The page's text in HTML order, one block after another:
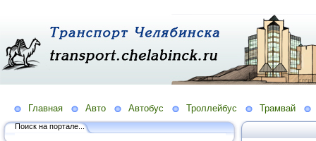
Главная Авто Автобус Троллейбус Трамвай
Поиск на портале...